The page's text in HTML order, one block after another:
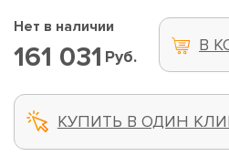
Нет в наличии
161 031 Руб.
В
КУПИТЬ В ОДИН